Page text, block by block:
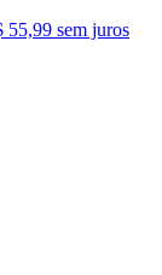
55,99 sem juros